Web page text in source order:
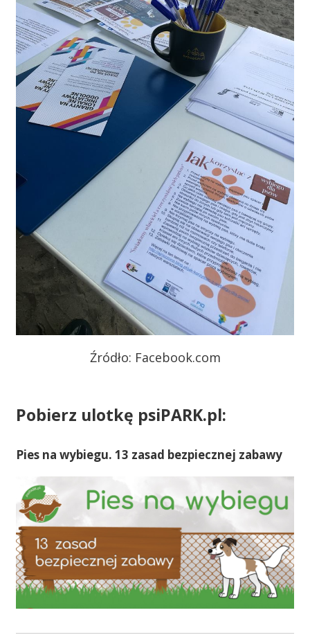
Źródło: Facebook.com
Pobierz ulotkę psiPARK.pl:
Pies na wybiegu. 13 zasad bezpiecznej zabawy